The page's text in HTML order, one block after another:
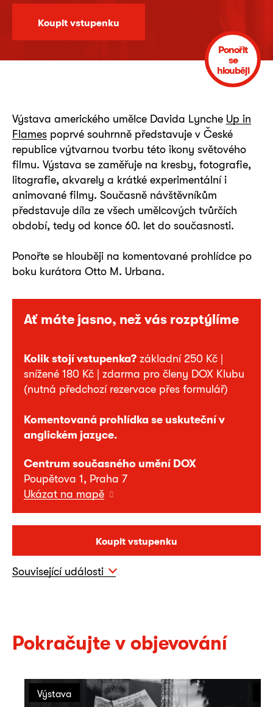
Koupit vstupenku
Ponořit
se
hlouběji
Ať máte jasno, než vás rozptýlíme
Kolik stojí vstupenka? základní 250 Kč |
snížené 180 Kč | zdarma pro členy DOX Klubu
(nutná předchozí rezervace přes formulář)
Komentovaná prohlídka se uskuteční v
anglickém jazyce.
Centrum současného umění DOX
Poupětova 1, Praha 7
Ukázat na mapě
Koupit vstupenku
Související události
Výstava amerického umělce Davida Lynche Up in
Flames poprvé souhrnně představuje v České
republice výtvarnou tvorbu této ikony světového
filmu. Výstava se zaměřuje na kresby, fotografie,
litografie, akvarely a krátké experimentální i
animované filmy. Současně návštěvníkům
představuje díla ze všech umělcových tvůrčích
období, tedy od konce 60. let do současnosti.
Ponořte se hlouběji na komentované prohlídce po
boku kurátora Otto M. Urbana.
Pokračujte v objevování
Výstava